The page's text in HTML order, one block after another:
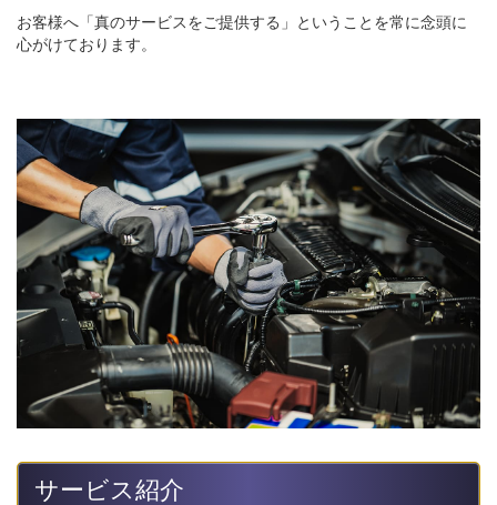
お客様へ「真のサービスをご提供する」ということを常に念頭に
心がけております。
サービス紹介